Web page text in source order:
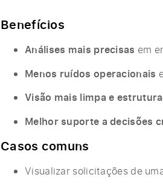
Benefícios
Análises mais precisas em
Menos ruídos operacionais
Visão mais limpa e
Melhor suporte a decisões
Casos comuns
Visualizar solicitações de